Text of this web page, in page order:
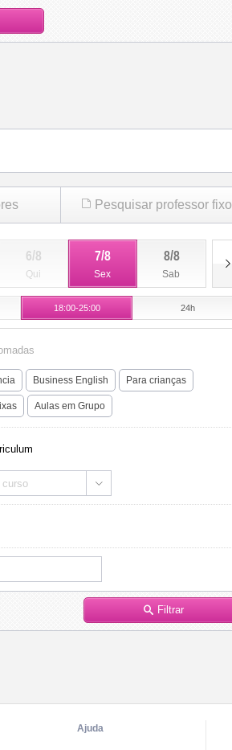
Pesquisar professor fixo
6/8
Qui
7/8
Sex
8/8
Sab
18:00-25:00 24h
Business English Para crianças
Aulas em Grupo
curso
Filtrar
Ajuda